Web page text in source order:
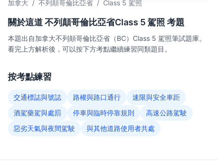
加拿大 / 不列顛哥倫比亞省 / Class 5 駕照
關於這道 不列顛哥倫比亞省Class 5 駕照 考題
本題出自加拿大不列顛哥倫比亞省（BC）Class 5 駕照筆試題庫。
看完上方解析後，可以按下方考點繼續練習同類題目。
按考點練習
交通標誌與號誌 路權與路口通行
速限與安全車距
酒駕藥駕與處罰
停車與臨時停靠規則
高速公路駕駛
惡劣天氣與夜間駕駛
與其他道路使用者共處